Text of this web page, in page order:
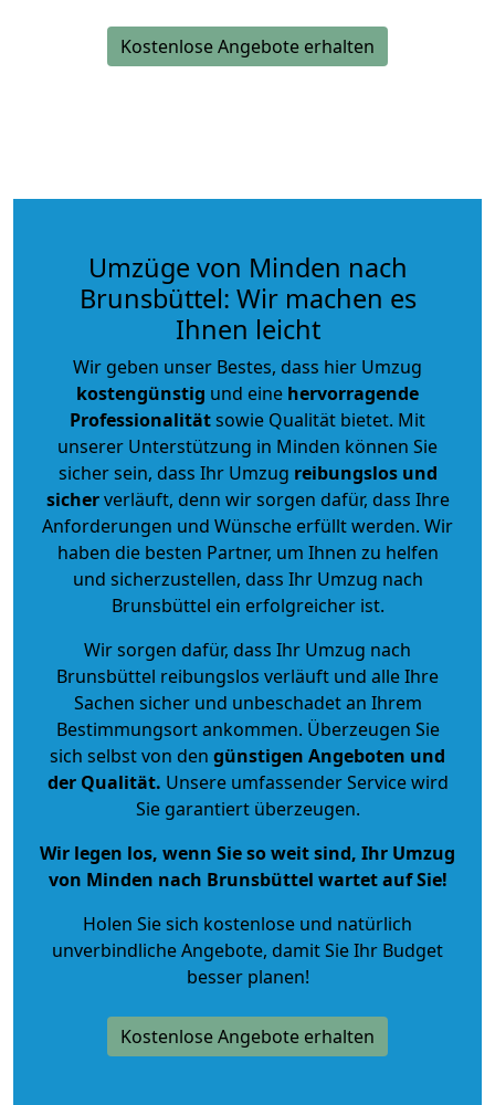
Kostenlose Angebote erhalten
Umzüge von Minden nach
Brunsbüttel: Wir machen es
Ihnen leicht
Wir geben unser Bestes, dass hier Umzug
kostengünstig und eine hervorragende
Professionalitätsowie Qualität bietet. Mit
unserer Unterstützung in Minden können Sie
sicher sein, dass Ihr Umzug reibungslos und
sicherverläuft, denn wir sorgen dafür, dass Ihre
Anforderungen und Wünsche erfüllt werden. Wir
haben die besten Partner, um Ihnen zu helfen
und sicherzustellen, dass Ihr Umzug nach
Brunsbüttel ein erfolgreicher ist.
Wir sorgen dafür, dass Ihr Umzug nach
Brunsbüttel reibungslos verläuft und alle Ihre
Sachen sicher und unbeschadet an Ihrem
Bestimmungsort ankommen. Überzeugen Sie
sich selbst von den günstigen Angeboten und
der Qualität. Unsere umfassender Service wird
Sie garantiert überzeugen.
Wir legen los, wenn Sie so weit sind, Ihr Umzug
von Minden nach Brunsbüttel wartet auf Sie!
Holen Sie sich kostenlose und natürlich
unverbindliche Angebote, damit Sie Ihr Budget
besser planen!
Kostenlose Angebote erhalten